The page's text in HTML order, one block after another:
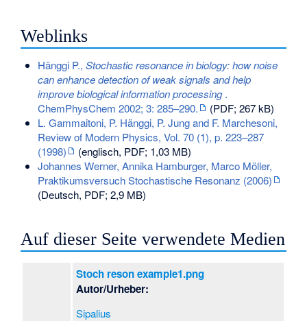
Weblinks
Hänggi P., Stochastic resonance in biology: how noise
can enhance detection of weak signals and help
improve biological information processing.
ChemPhysChem 2002; 3: 285–290.
(PDF; 267 kB)
L. Gammaitoni, P. Hänggi, P. Jung and F. Marchesoni,
Review of Modern Physics, Vol. 70 (1), p. 223–287
(1998)
(englisch, PDF; 1,03 MB)
Johannes Werner, Annika Hamburger, Marco Möller,
Praktikumsversuch Stochastische Resonanz (2006)
(Deutsch, PDF; 2,9 MB)
Auf dieser Seite verwendete Medien
Stoch reson example1.png
Autor/Urheber:
Sipalius